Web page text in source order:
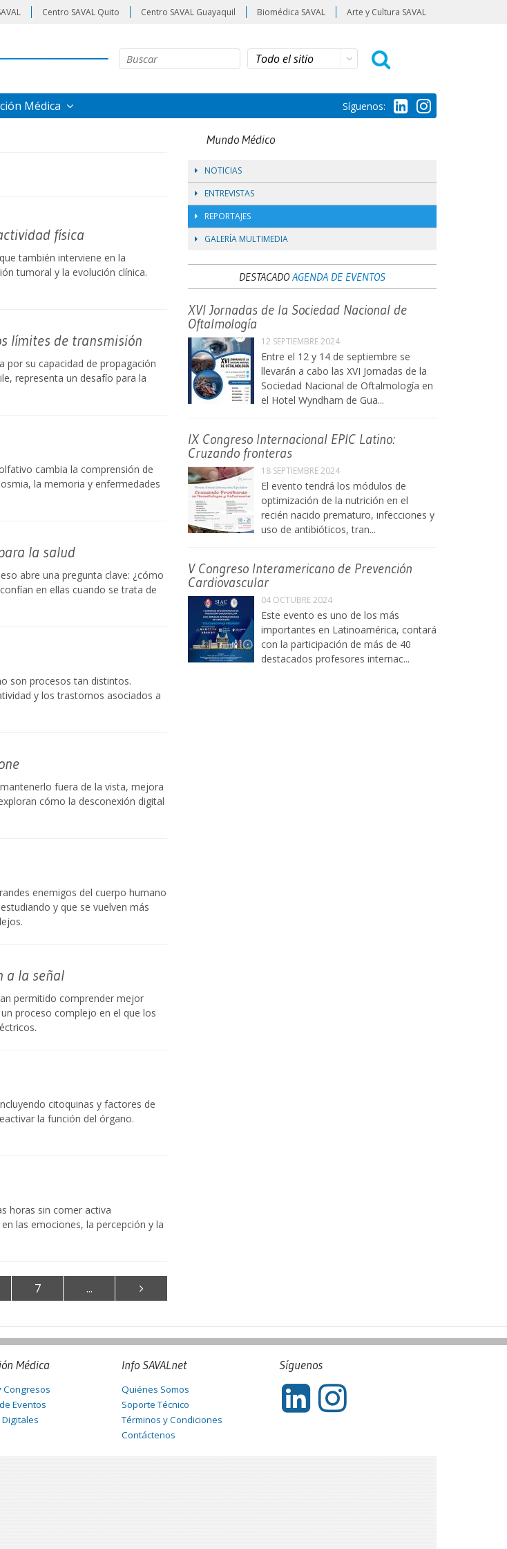
Centro SAVAL Quito Centro SAVAL Guayaquil Biomédica SAVAL Arte y Cultura SAVAL
Médica Síguenos:
física
también interviene en la
tumoral y la evolución clínica.
límites de transmisión
por su capacidad de propagación
representa un desafío para la
cambia la comprensión de
la memoria y enfermedades
la salud
abre una pregunta clave: ¿cómo
en ellas cuando se trata de
son procesos tan distintos.
y los trastornos asociados a
fuera de la vista, mejora
cómo la desconexión digital
enemigos del cuerpo humano
y que se vuelven más
a la señal
permitido comprender mejor
proceso complejo en el que los
citoquinas y factores de
la función del órgano.
horas sin comer activa
las emociones, la percepción y la
7 ...
Mundo Médico
NOTICIAS
ENTREVISTAS
REPORTAJES
GALERÍA MULTIMEDIA
DESTACADOAGENDA DE EVENTOS
XVI Jornadas de la Sociedad Nacional de
Oftalmología
12 SEPTIEMBRE 2024
Entre el 12 y 14 de septiembre se
llevarán a cabo las XVI Jornadas de la
Sociedad Nacional de Oftalmología en
el Hotel Wyndham de Gua...
IX Congreso Internacional EPIC Latino:
Cruzando fronteras
18 SEPTIEMBRE 2024
El evento tendrá los módulos de
optimización de la nutrición en el
recién nacido prematuro, infecciones y
uso de antibióticos, tran...
V Congreso Interamericano de Prevención
Cardiovascular
04 OCTUBRE 2024
Este evento es uno de los más
importantes en Latinoamérica, contará
con la participación de más de 40
destacados profesores internac...
Médica
Congresos
Eventos
Info SAVALnet
Quiénes Somos
Soporte Técnico
Términos y Condiciones
Contáctenos
Síguenos